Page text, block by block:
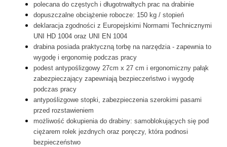
polecana do częstych i długotrwałtych prac na drabinie
dopuszczalne obciążenie robocze: 150 kg / stopień
deklaracja zgodności z Europejskimi Normami Technicznymi
UNI HD 1004 oraz UNI EN 1004
drabina posiada praktyczną torbę na narzędzia - zapewnia to
wygodę i ergonomię podczas pracy
podest antypoślizgowy 27cm x 27 cm i ergonomiczny pałąk
zabezpieczający zapewniają bezpieczeństwo i wygodę
podczas pracy
antypoślizgowe stopki, zabezpieczenia szerokimi pasami
przed rozstawieniem
możliwość dokupienia do drabiny: samoblokujących się pod
ciężarem rolek jezdnych oraz poręczy, która podnosi
bezpieczeństwo